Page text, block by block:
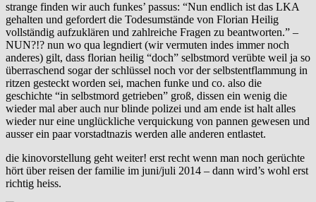
strange finden wir auch funkes’ passus: “Nun endlich ist das LKA
gehalten und gefordert die Todesumstände von Florian Heilig
vollständig aufzuklären und zahlreiche Fragen zu beantworten.” –
NUN?!? nun wo qua legndiert (wir vermuten indes immer noch
anderes) gilt, dass florian heilig “doch” selbstmord verübte weil ja so
überraschend sogar der schlüssel noch vor der selbstentflammung in
ritzen gesteckt worden sei, machen funke und co. also die
geschichte “in selbstmord getrieben” groß, dissen ein wenig die
wieder mal aber auch nur blinde polizei und am ende ist halt alles
wieder nur eine unglückliche verquickung von pannen gewesen und
ausser ein paar vorstadtnazis werden alle anderen entlastet.
die kinovorstellung geht weiter! erst recht wenn man noch gerüchte
hört über reisen der familie im juni/juli 2014 – dann wird’s wohl erst
richtig heiss.